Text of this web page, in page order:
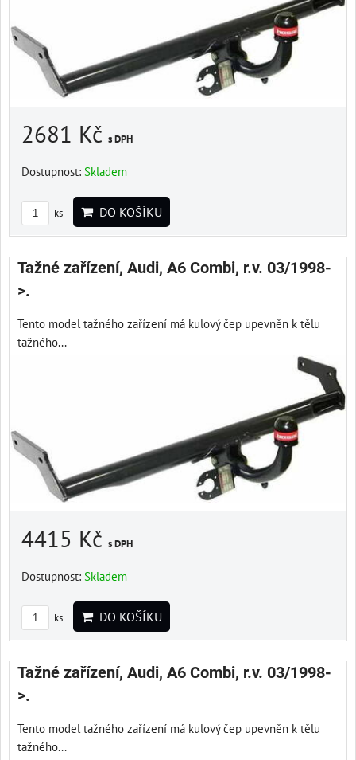
2681 Kč s DPH
Dostupnost: Skladem
ks DO KOŠÍKU
Tažné zařízení, Audi, A6 Combi, r.v. 03/1998-
>.
Tento model tažného zařízení má kulový čep upevněn k tělu
tažného...
4415 Kč s DPH
Dostupnost: Skladem
ks DO KOŠÍKU
Tažné zařízení, Audi, A6 Combi, r.v. 03/1998-
>.
Tento model tažného zařízení má kulový čep upevněn k tělu
tažného...